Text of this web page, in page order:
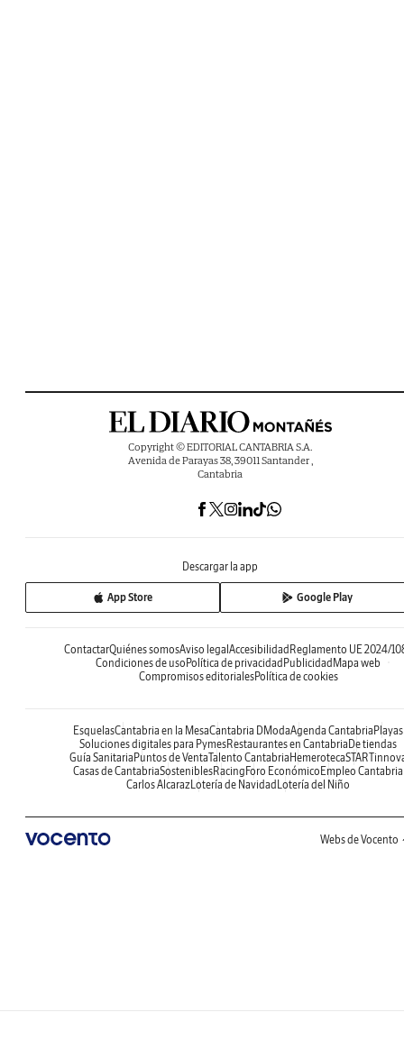
Copyright © EDITORIAL CANTABRIA S.A.
Avenida de Parayas 38, 39011 Santander ,
Cantabria
Descargar la app
App Store Google Play
ContactarQuiénes somosAviso legalAccesibilidadReglamento UE 2024/
Condiciones de usoPolítica de privacidadPublicidadMapa web
Compromisos editorialesPolítica de cookies
EsquelasCantabria en la MesaCantabria DModaAgenda CantabriaPlayas
Soluciones digitales para PymesRestaurantes en CantabriaDe tiendas
Guía SanitariaPuntos de VentaTalento CantabriaHemeroteca
Casas de CantabriaSosteniblesRacingForo EconómicoEmpleo Cantabria
Carlos AlcarazLotería de NavidadLotería del Niño
Webs de Vocento